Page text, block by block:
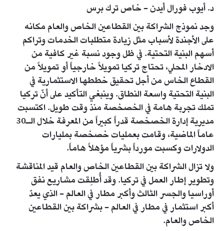
د. أيوب فورال أيدن - خاص ترك برس
وجد نموذج الشراكة بين القطاعين الخاص والعام مكانه
على الأجندة لأسباب مثل زيادة متطلبات الخدمات وتراكم
أسهم البنية التحتية. في ظل وجود نسبة غير كافية من
الادخار المحلي، تحتاج تركيا تمويلاً خارجياً أو تمويلاً من
القطاع الخاس من أجل تحقيق خططها الاستثمارية في
البنية التحتية واسعة النطاق. وينبغي التأكيد على أنّ تركيا
تملك تجربة هامة في الخصخصة منذ وقت طويل. اكتسبت
مديرية إدارة الخصخصة قدراً كبيراً من المعرفة خلال الـ30
عاماً الماضية، وقامت بعمليات خصخصة بمليارات
الدولارات وكسبت مورداً بشرياً مؤهلاً هاماً.
ولا تزال الشراكة بين القطاعين الخاص والعام قيد المناقشة
وتطوير إطار العمل في تركيا. وقد أُطلِقت مشاريع نفق
أوراسيا والجسر الثالث وأكبر مطار في العالم - الذي يعدّ
أكبر استثمار في مطار في العالم - بشراكة بين القطاعين
الخاص والعام.